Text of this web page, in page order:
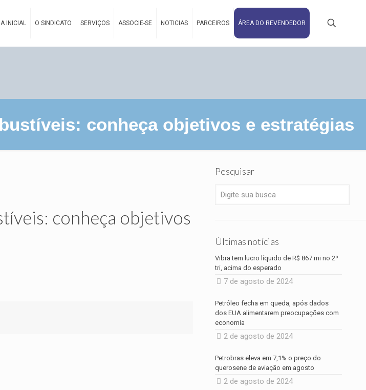
INICIAL O SINDICATO SERVIÇOS ASSOCIE-SE NOTICIAS PARCEIROS ÁREA DO REVENDEDOR
conheça objetivos e estratégias
conheça objetivos
Pesquisar
Últimas notícias
Vibra tem lucro líquido de R$ 867 mi no 2º
tri, acima do esperado
7 de agosto de 2024
Petróleo fecha em queda, após dados
dos EUA alimentarem preocupações com
economia
2 de agosto de 2024
Petrobras eleva em 7,1% o preço do
querosene de aviação em agosto
2 de agosto de 2024